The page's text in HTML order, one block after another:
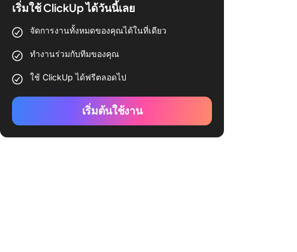
เริ่มใช้ ClickUp ได้วันนี้เลย
จัดการงานทั้งหมดของคุณได้ในที่เดียว
ทำงานร่วมกับทีมของคุณ
ใช้ ClickUp ได้ฟรีตลอดไป
เริ่มต้นใช้งาน